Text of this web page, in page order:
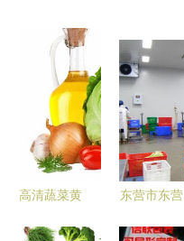
高清蔬菜黄
东营市东营